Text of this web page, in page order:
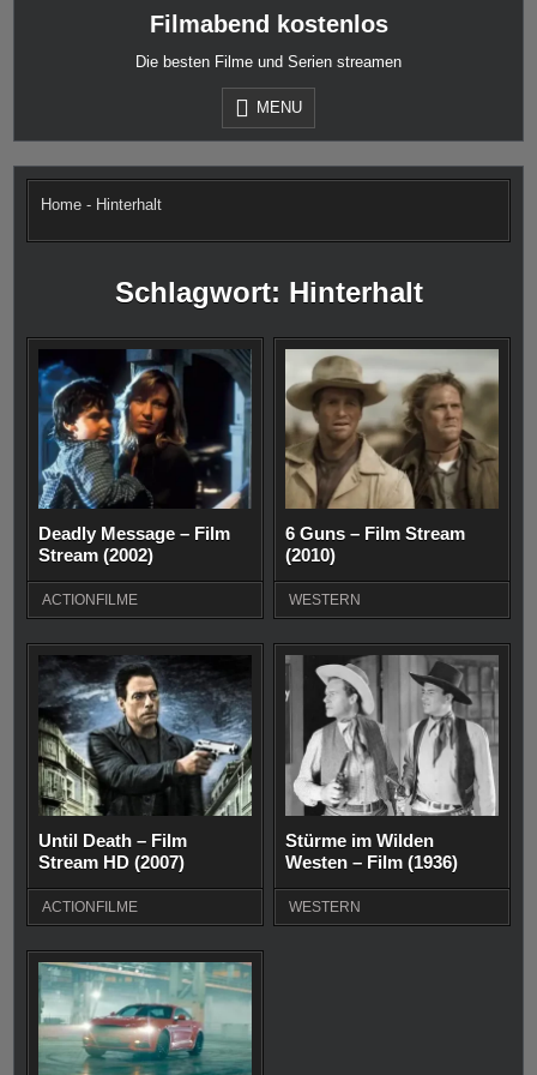
Filmabend kostenlos
Die besten Filme und Serien streamen
MENU
Home - Hinterhalt
Schlagwort: Hinterhalt
Deadly Message – Film
Stream (2002)
ACTIONFILME
6 Guns – Film Stream
(2010)
WESTERN
Until Death – Film
Stream HD (2007)
ACTIONFILME
Stürme im Wilden
Westen – Film (1936)
WESTERN